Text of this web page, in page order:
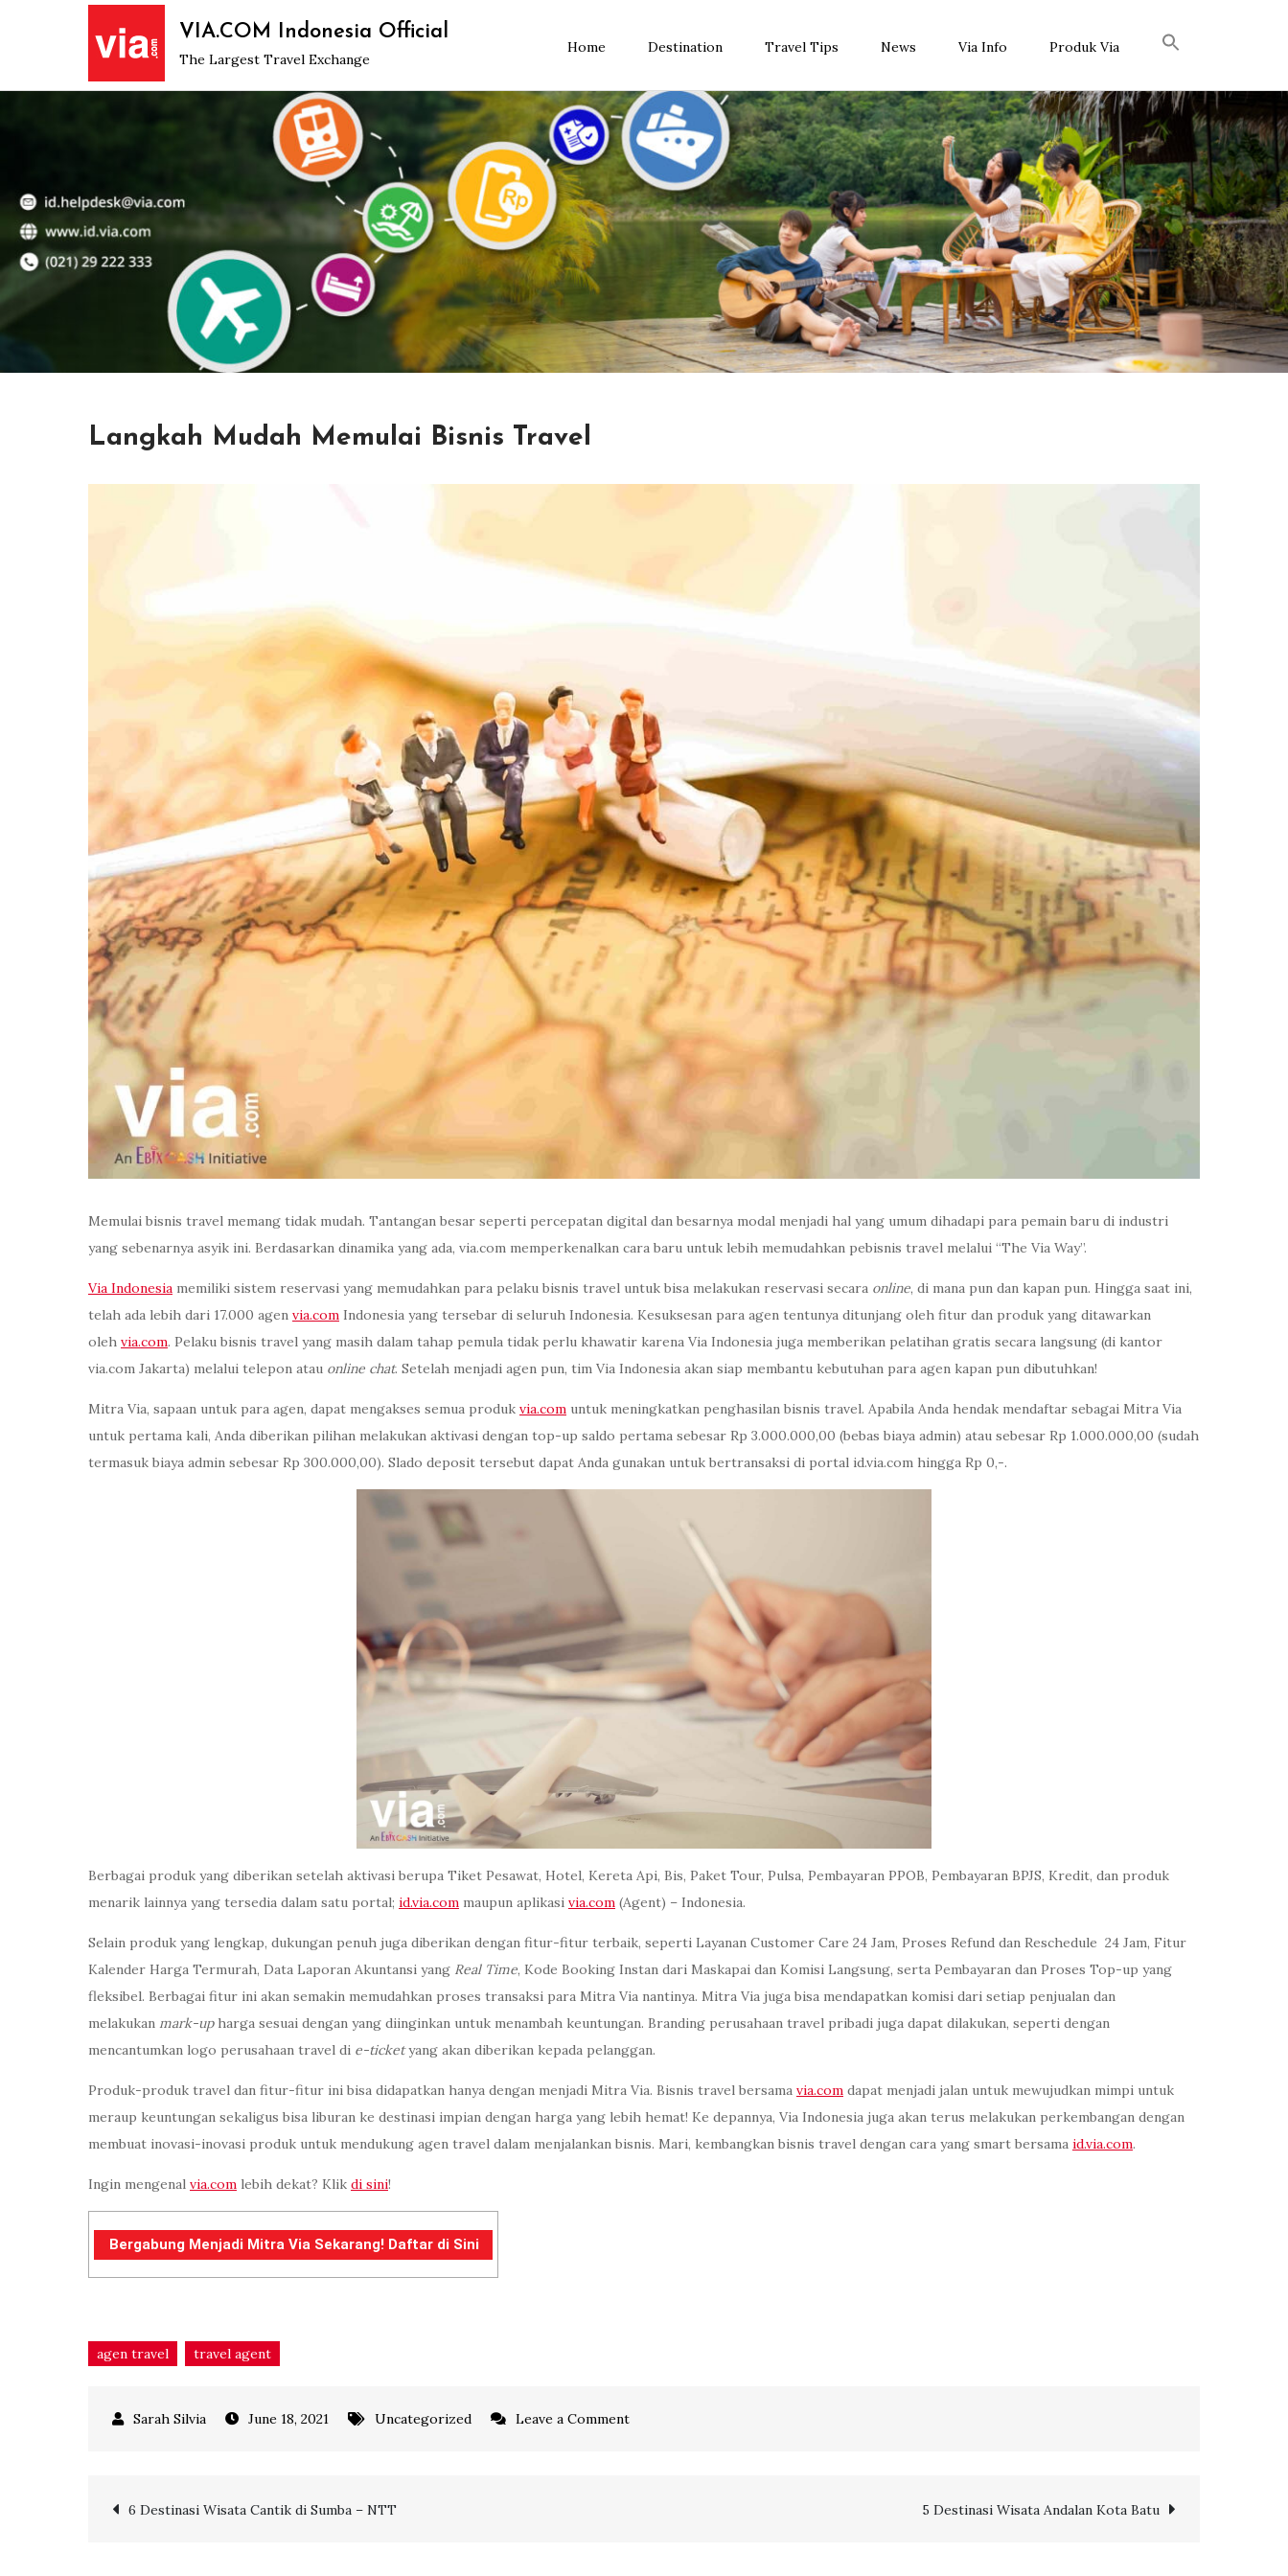
VIA.COM Indonesia Official
The Largest Travel Exchange
Home Destination Travel Tips News Via Info Produk Via
Langkah Mudah Memulai Bisnis Travel
Memulai bisnis travel memang tidak mudah. Tantangan besar seperti percepatan digital dan besarnya modal menjadi hal yang umum dihadapi para pemain baru di industri
yang sebenarnya asyik ini. Berdasarkan dinamika yang ada, via.com memperkenalkan cara baru untuk lebih memudahkan pebisnis travel melalui “The Via Way”.
Via Indonesia memiliki sistem reservasi yang memudahkan para pelaku bisnis travel untuk bisa melakukan reservasi secara online, di mana pun dan kapan pun. Hingga saat ini,
telah ada lebih dari 17.000 agen via.com Indonesia yang tersebar di seluruh Indonesia. Kesuksesan para agen tentunya ditunjang oleh fitur dan produk yang ditawarkan
oleh via.com. Pelaku bisnis travel yang masih dalam tahap pemula tidak perlu khawatir karena Via Indonesia juga memberikan pelatihan gratis secara langsung (di kantor
via.com Jakarta) melalui telepon atau online chat. Setelah menjadi agen pun, tim Via Indonesia akan siap membantu kebutuhan para agen kapan pun dibutuhkan!
Mitra Via, sapaan untuk para agen, dapat mengakses semua produk via.com untuk meningkatkan penghasilan bisnis travel. Apabila Anda hendak mendaftar sebagai Mitra Via
untuk pertama kali, Anda diberikan pilihan melakukan aktivasi dengan top-up saldo pertama sebesar Rp 3.000.000,00 (bebas biaya admin) atau sebesar Rp 1.000.000,00 (sudah
termasuk biaya admin sebesar Rp 300.000,00). Slado deposit tersebut dapat Anda gunakan untuk bertransaksi di portal id.via.com hingga Rp 0,-.
Berbagai produk yang diberikan setelah aktivasi berupa Tiket Pesawat, Hotel, Kereta Api, Bis, Paket Tour, Pulsa, Pembayaran PPOB, Pembayaran BPJS, Kredit, dan produk
menarik lainnya yang tersedia dalam satu portal; id.via.com maupun aplikasi via.com (Agent) – Indonesia.
Selain produk yang lengkap, dukungan penuh juga diberikan dengan fitur-fitur terbaik, seperti Layanan Customer Care 24 Jam, Proses Refund dan Reschedule 24 Jam, Fitur
Kalender Harga Termurah, Data Laporan Akuntansi yang Real Time, Kode Booking Instan dari Maskapai dan Komisi Langsung, serta Pembayaran dan Proses Top-up yang
fleksibel. Berbagai fitur ini akan semakin memudahkan proses transaksi para Mitra Via nantinya. Mitra Via juga bisa mendapatkan komisi dari setiap penjualan dan
melakukan mark-upharga sesuai dengan yang diinginkan untuk menambah keuntungan. Branding perusahaan travel pribadi juga dapat dilakukan, seperti dengan
mencantumkan logo perusahaan travel di e-ticketyang akan diberikan kepada pelanggan.
Produk-produk travel dan fitur-fitur ini bisa didapatkan hanya dengan menjadi Mitra Via. Bisnis travel bersama via.com dapat menjadi jalan untuk mewujudkan mimpi untuk
meraup keuntungan sekaligus bisa liburan ke destinasi impian dengan harga yang lebih hemat! Ke depannya, Via Indonesia juga akan terus melakukan perkembangan dengan
membuat inovasi-inovasi produk untuk mendukung agen travel dalam menjalankan bisnis. Mari, kembangkan bisnis travel dengan cara yang smart bersama id.via.com.
Ingin mengenal via.com lebih dekat? Klik di sini!
Bergabung Menjadi Mitra Via Sekarang! Daftar di Sini
agen travel travel agent
June 18, 2021 Uncategorized Leave a Commenton
Post
6 Destinasi Wisata Cantik di Sumba – NTT 5 Destinasi Wisata Andalan Kota Batu